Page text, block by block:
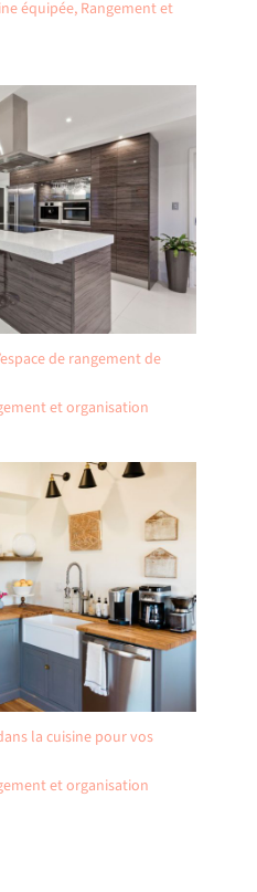
équipée, Rangement et
de rangement de
et organisation
la cuisine pour vos
et organisation